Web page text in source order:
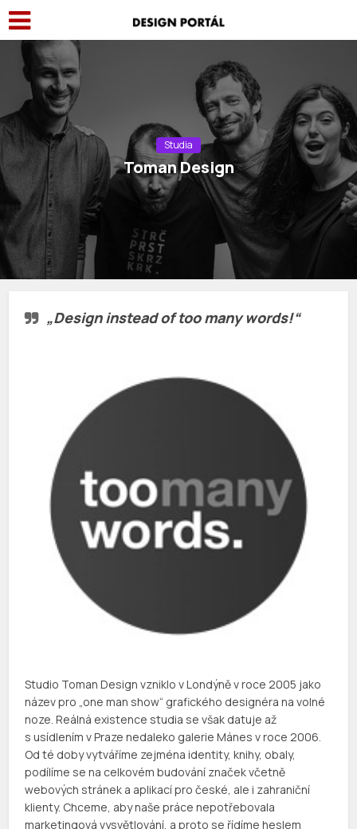
Studia
Toman Design
„Design instead of too many words!“
Studio Toman Design vzniklo v Londýně v roce 2005 jako
název pro „one man show“ grafického designéra na volné
noze. Reálná existence studia se však datuje až
s usídlením v Praze nedaleko galerie Mánes v roce 2006.
Od té doby vytváříme zejména identity, knihy, obaly,
podílíme se na celkovém budování značek včetně
webových stránek a aplikací pro české, ale i zahraniční
klienty. Chceme, aby naše práce nepotřebovala
marketingová vysvětlování, a proto se řídíme heslem